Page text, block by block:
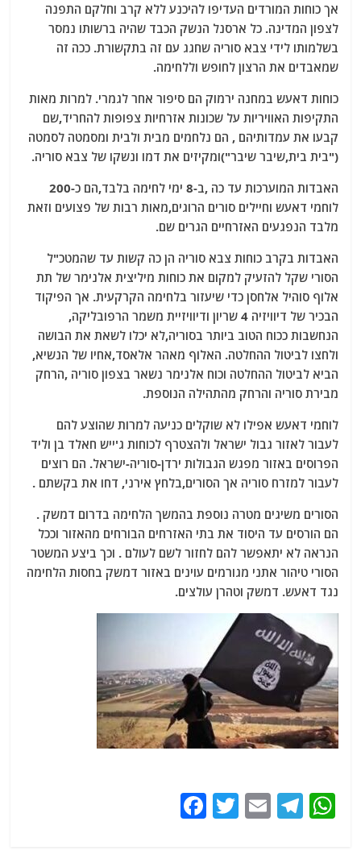
אך כוחות המורדים העדיפו להיכנע ללא קרב וחלקם התפנה
לצפון המדינה. כל ארסנל הנשק הכבד שהיה ברשותו נמסר
בשלמותו לידי צבא סוריה שחגג עם זה בתקשורת. ככה זה
שמאבדים את הרצון לחופש וללחימה.
כוחות דאעש במחנה ירמוק הם סיפור אחר לגמרי. למרות מאות
התקיפות האוויריות על שכונות אזרחיות צפופות להחריד,שם
קבעו את עמדותיהם , הם נלחמים מבית ולבית ומסמטה לסמטה
("בית בית,שיבר שיבר")ומקיזים את דמו ונשקו של צבא סוריה.
האבדות המוערכות עד כה ,ב-8 ימי לחימה בלבד,הם כ-200
לוחמי דאעש וחיילים סורים הרוגים,מאות רבות של פצועים וזאת
מלבד הנפגעים האזרחיים הגרים שם.
האבדות בקרב כוחות צבא סוריה הן כה קשות עד שהמטכ"ל
הסורי שקל להזעיק למקום את כוחות מיליצית אלנימר של תת
אלוף סוהיל אלחסן כדי שיעזור בלחימה הקרקעית. אך הפיקוד
הבכיר של דיוויזיה 4 שריון ודיוויזיית משמר הרפובליקה,
הנחשבות ככוח הטוב ביותר בסוריה,לא יכלו לשאת את הבושה
ולחצו לביטול ההחלטה. האלוף מאהר אלאסד,אחיו של הנשיא,
הביא לביטול ההחלטה וכוח אלנימר נשאר בצפון סוריה ,הרחק
מבירת סוריה והרחק מהתהילה הנוספת.
לוחמי דאעש אפילו לא שוקלים כניעה למרות שהוצע להם
לעבור לאזור גבול ישראל ולהצטרף לכוחות ג'ייש חאלד בן וליד
הפרוסים באזור מפגש הגבולות ירדן-סוריה-ישראל. הם רוצים
לעבור למזרח סוריה אך הסורים,בלחץ אירני, דחו את בקשתם .
הסורים משיגים מטרה נוספת בהמשך הלחימה בדרום דמשק .
הם הורסים עד היסוד את בתי האזרחים הבורחים מהאזור וככל
הנראה לא יתאפשר להם לחזור לשם לעולם . וכך ביצע המשטר
הסורי טיהור אתני מגורמים עוינים באזור דמשק בחסות הלחימה
נגד דאעש. דמשק וטהרן עולצים.
W
T
E
T